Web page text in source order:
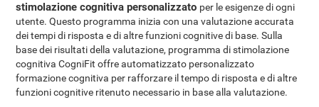
stimolazione cognitiva personalizzato per le esigenze di ogni
utente. Questo programma inizia con una valutazione accurata
dei tempi di risposta e di altre funzioni cognitive di base. Sulla
base dei risultati della valutazione, programma di stimolazione
cognitiva CogniFit offre automatizzato personalizzato
formazione cognitiva per rafforzare il tempo di risposta e di altre
funzioni cognitive ritenuto necessario in base alla valutazione.